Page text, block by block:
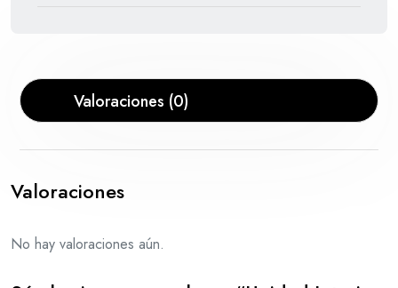
Valoraciones (0)
Valoraciones
No hay valoraciones aún.